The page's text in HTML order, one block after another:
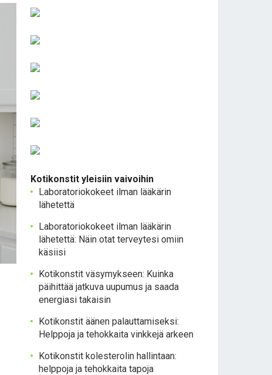
Kotikonstit yleisiin vaivoihin
Laboratoriokokeet ilman lääkärin
lähetettä
Laboratoriokokeet ilman lääkärin
lähetettä: Näin otat terveytesi omiin
käsiisi
Kotikonstit väsymykseen: Kuinka
päihittää jatkuva uupumus ja saada
energiasi takaisin
Kotikonstit äänen palauttamiseksi:
Helppoja ja tehokkaita vinkkejä arkeen
Kotikonstit kolesterolin hallintaan:
helppoja ja tehokkaita tapoja